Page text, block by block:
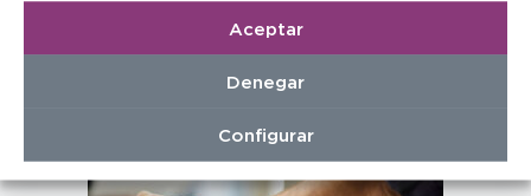
Aceptar
Denegar
Configurar
Conviene estar bien asesorado cuando de Seguros de Vida
hablamos y es importante que tenga contratada la
ejerciendo su actividad profesional.